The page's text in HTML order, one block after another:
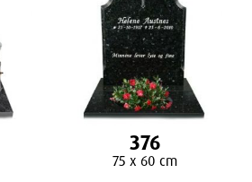
376
75 x 60 cm